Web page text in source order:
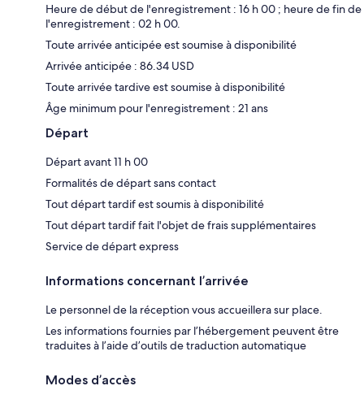
Heure de début de l'enregistrement : 16 h 00 ; heure de fin de
l'enregistrement : 02 h 00.
Toute arrivée anticipée est soumise à disponibilité
Arrivée anticipée : 86.34 USD
Toute arrivée tardive est soumise à disponibilité
Âge minimum pour l'enregistrement : 21 ans
Départ
Départ avant 11 h 00
Formalités de départ sans contact
Tout départ tardif est soumis à disponibilité
Tout départ tardif fait l'objet de frais supplémentaires
Service de départ express
Informations concernant l’arrivée
Le personnel de la réception vous accueillera sur place.
Les informations fournies par l’hébergement peuvent être
traduites à l’aide d’outils de traduction automatique
Modes d’accès